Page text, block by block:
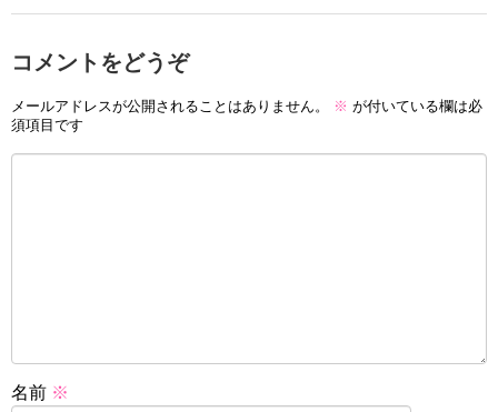
コメントをどうぞ
メールアドレスが公開されることはありません。 ※ が付いている欄は必
須項目です
名前 ※